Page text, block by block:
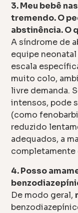
3. Meu bebê
tremendo. O
abstinência. O
A síndrome de
equipe
escala
muito colo,
livre demanda.
intensos, pode
(como
reduzido
adequados, a
completamente
4. Posso
De modo geral,